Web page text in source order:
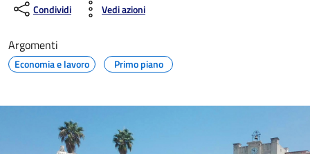
Condividi Vedi azioni
Argomenti
Economia e lavoro Primo piano